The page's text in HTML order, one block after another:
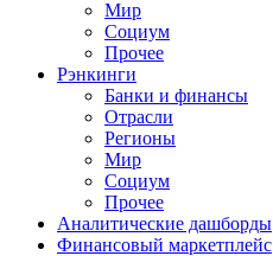
Мир
Социум
Прочее
Рэнкинги
Банки и финансы
Отрасли
Регионы
Мир
Социум
Прочее
Аналитические дашборды
Финансовый маркетплейс